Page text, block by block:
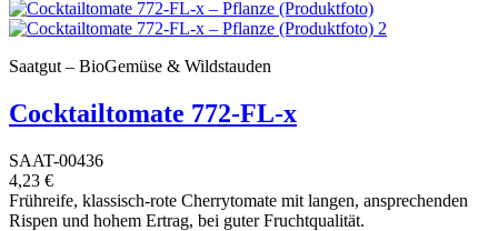
Saatgut – BioGemüse & Wildstauden
Cocktailtomate 772-FL-x
SAAT-00436
4,23 €
Frühreife, klassisch-rote Cherrytomate mit langen, ansprechenden
Rispen und hohem Ertrag, bei guter Fruchtqualität.